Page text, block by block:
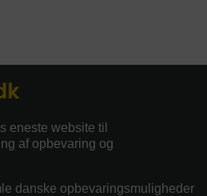
eneste website til
af opbevaring og
danske opbevaringsmuligheder